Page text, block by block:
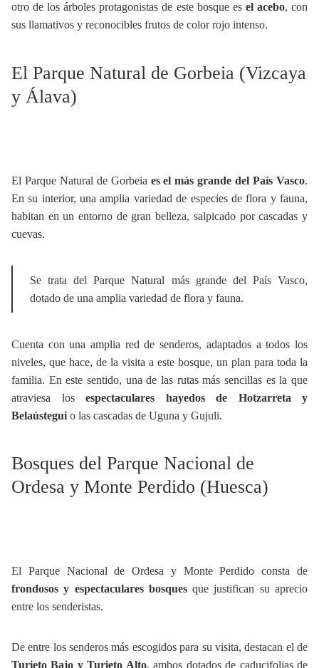
otro de los árboles protagonistas de este bosque es el acebo, con
sus llamativos y reconocibles frutos de color rojo intenso.
El Parque Natural de Gorbeia (Vizcaya
y Álava)
El Parque Natural de Gorbeia es el más grande del País Vasco.
En su interior, una amplia variedad de especies de flora y fauna,
habitan en un entorno de gran belleza, salpicado por cascadas y
cuevas.
Se trata del Parque Natural más grande del País Vasco,
dotado de una amplia variedad de flora y fauna.
Cuenta con una amplia red de senderos, adaptados a todos los
niveles, que hace, de la visita a este bosque, un plan para toda la
familia. En este sentido, una de las rutas más sencillas es la que
atraviesa los espectaculares hayedos de Hotzarreta y
Belaústegui o las cascadas de Uguna y Gujuli.
Bosques del Parque Nacional de
Ordesa y Monte Perdido (Huesca)
El Parque Nacional de Ordesa y Monte Perdido consta de
frondosos y espectaculares bosquesque justifican su aprecio
entre los senderistas.
De entre los senderos más escogidos para su visita, destacan el de
Turieto Bajo y Turieto Alto, ambos dotados de caducifolias de